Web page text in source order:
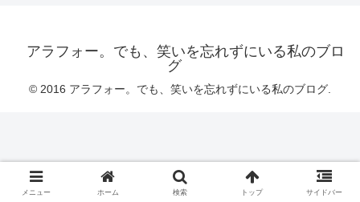
アラフォー。でも、笑いを忘れずにいる私のブロ
グ
© 2016 アラフォー。でも、笑いを忘れずにいる私のブログ.
メニュー ホーム 検索 トップ サイドバー